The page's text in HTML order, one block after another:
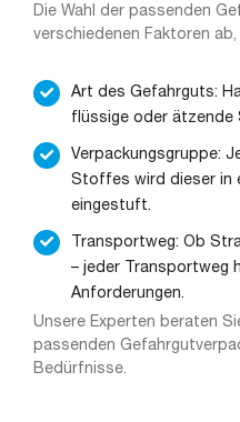
Die Wahl der passenden
verschiedenen Faktoren
Art des Gefahrguts:
flüssige oder ätzende
Verpackungsgruppe:
Stoffes wird dieser in
eingestuft.
Transportweg: Ob
– jeder Transportweg
Anforderungen.
Unsere Experten beraten
passenden
Bedürfnisse.